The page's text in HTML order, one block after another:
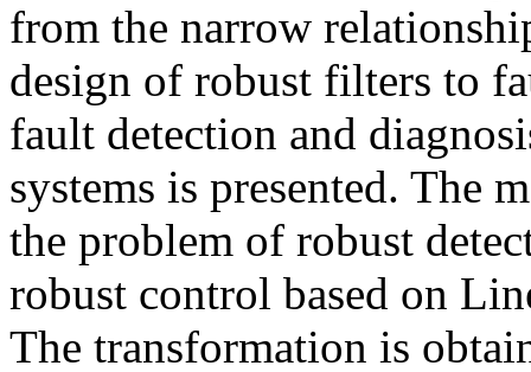
from the narrow
design of robust filters to
fault detection and
systems is presented. The
the problem of robust
robust control based on
The transformation is